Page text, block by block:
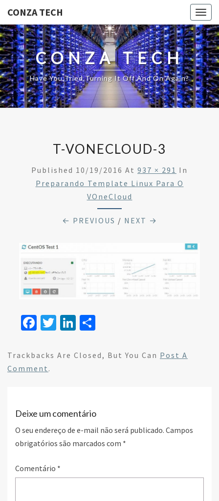
CONZA TECH
CONZA TECH
Have You Tried Turning It Off And On Again?
T-VONECLOUD-3
Published 10/19/2016 At 937 × 291 In
Preparando Template Linux Para O
VOneCloud
← PREVIOUS / NEXT →
Fa
b
o
T
tt
Li
ke ar
Trackbacks Are Closed, But You Can Post A
Comment .
Deixe um comentário
O seu endereço de e-mail não será publicado. Campos
obrigatórios são marcados com *
Comentário *